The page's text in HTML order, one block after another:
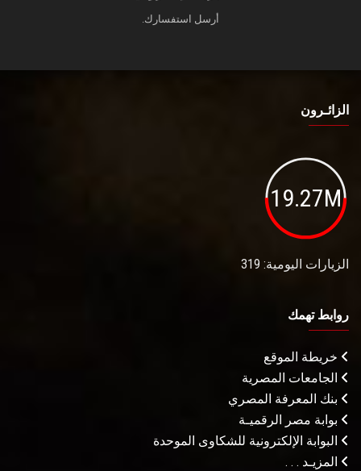
أرسل استفسارك.
الزائـرون
19.27M
الزيارات اليومية: 319
روابط تهمك
خريطة الموقع
الجامعات المصرية
بنك المعرفة المصري
بوابة مصر الرقميـة
البوابة الإلكترونية للشكاوى الموحدة
المزيـد . . .